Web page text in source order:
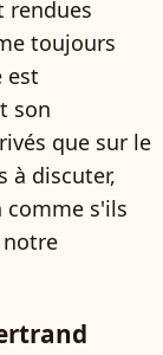
rendues
toujours
est
son
que sur le
à discuter,
s'ils
notre